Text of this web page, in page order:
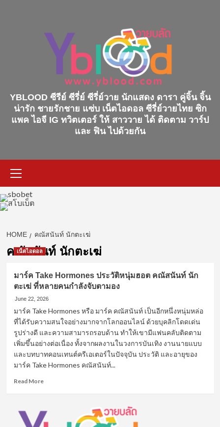
YBLOOD ซีรีย์ ซีรี่ย์ ซีรี่ย์วาย นักแสดง ดารา คู่จิ้น จิ้น
น่ารัก ชายรักชาย แซ่บ เน็ตไอดอล ซีรี่ย์วายไทย ซิก
แพค ไอจี IG ทวิตเตอร์ ให้ สาววาย ได้ ติดตาม วาร์ป
และ ฟิน ไปด้วยกัน
Menu
HOME คณัสนันท์ นักตะเฆ่
คณัสนันท์ นักตะเฆ่
เน็ตไอดอล
มาร์ค Take Hormones ประวัติหนุ่มฮอต คณัสนันท์ นัก
ตะเฆ่ ที่หลายคนกำลังจับตามอง
June 22, 2026
มาร์ค Take Hormones หรือ มาร์ค คณัสนันท์ เป็นอีกหนึ่งหนุ่มหล่อ
ที่ได้รับความสนใจอย่างมากจากโลกออนไลน์ ด้วยบุคลิกโดดเด่น
รูปร่างดี และความสามารถรอบด้าน ทำให้เขามีแฟนคลับติดตาม
เพิ่มขึ้นอย่างต่อเนื่อง ทั้งจากผลงานในวงการบันเทิง งานนายแบบ
และบทบาทคอนเทนต์ครีเอเตอร์ในปัจจุบัน ประวัติ และอายุของ
มาร์ค Take Hormones คณัสนันท์...
Read MoreRead
Take